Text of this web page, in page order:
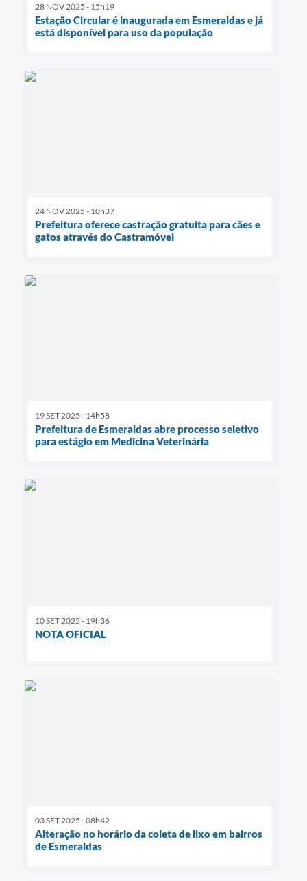
28 NOV 2025 - 15h19
Estação Circular é inaugurada em Esmeraldas e já
está disponível para uso da população
24 NOV 2025 - 10h37
Prefeitura oferece castração gratuita para cães e
gatos através do Castramóvel
19 SET 2025 - 14h58
Prefeitura de Esmeraldas abre processo seletivo
para estágio em Medicina Veterinária
10 SET 2025 - 19h36
NOTA OFICIAL
03 SET 2025 - 08h42
Alteração no horário da coleta de lixo em bairros
de Esmeraldas